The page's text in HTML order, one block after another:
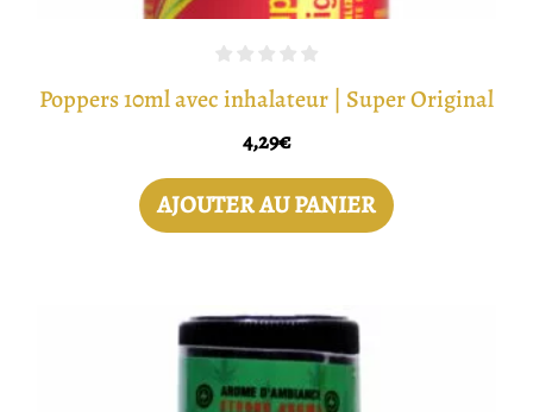
Poppers 10ml avec inhalateur | Super Original
4,29€
AJOUTER AU PANIER